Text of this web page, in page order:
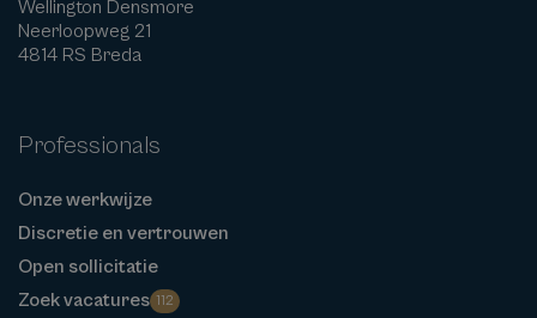
Wellington Densmore
Neerloopweg 21
4814 RS Breda
Professionals
Onze werkwijze
Discretie en vertrouwen
Open sollicitatie
Zoek vacatures 112